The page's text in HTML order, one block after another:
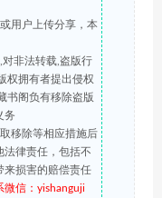
用户上传分享，本
对非法转载,盗版行
权拥有者提出侵权
书阁负有移除盗版
务
移除等相应措施后
法律责任，包括不
来损害的赔偿责任
微信：yishanguji